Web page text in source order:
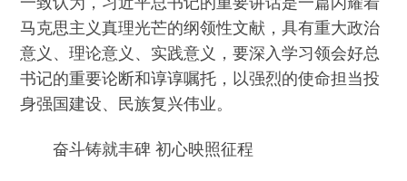
马克思主义真理光芒的纲领性文献，具有重大政治
意义、理论意义、实践意义，要深入学习领会好总
书记的重要论断和谆谆嘱托，以强烈的使命担当投
身强国建设、民族复兴伟业。
奋斗铸就丰碑 初心映照征程